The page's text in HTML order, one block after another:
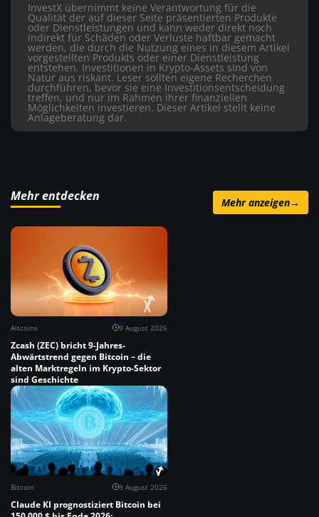
InvestX übernimmt keine Verantwortung für die
Qualität der auf dieser Seite präsentierten Produkte
oder Dienstleistungen und kann weder direkt noch
indirekt für Schäden oder Verluste haftbar gemacht
werden, die durch die Nutzung eines in diesem Artikel
vorgestellten Produkts oder einer Dienstleistung
entstehen. Investitionen in Krypto-Assets sind von
Natur aus riskant. Leser sollten eigene Recherchen
durchführen, bevor sie eine Investitionsentscheidung
treffen, und nur im Rahmen ihrer finanziellen
Möglichkeiten investieren. Dieser Artikel stellt keine
Anlageberatung dar.
Mehr entdecken Mehr anzeigen→
Altcoins 9 August 2026
Zcash (ZEC) bricht 9-Jahres-
Abwärtstrend gegen Bitcoin – die
alten Marktregeln im Krypto-Sektor
sind Geschichte
Bitcoin 9 August 2026
Claude KI prognostiziert Bitcoin bei